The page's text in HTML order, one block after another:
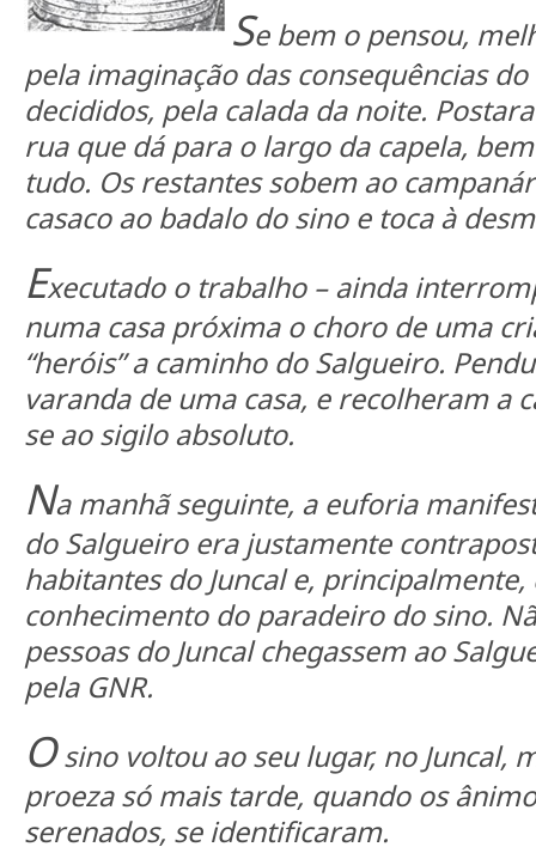
Se bem o pensou,
pela imaginação das consequências do
decididos, pela calada da noite.
rua que dá para o largo da capela,
tudo. Os restantes sobem ao
casaco ao badalo do sino e toca à
Executado o trabalho – ainda
numa casa próxima o choro de uma
“heróis” a caminho do Salgueiro.
varanda de uma casa, e recolheram a
se ao sigilo absoluto.
Na manhã seguinte, a euforia
do Salgueiro era justamente
habitantes do Juncal e,
conhecimento do paradeiro do sino.
pessoas do Juncal chegassem ao
pela GNR.
Osino voltou ao seu lugar, no Juncal,
proeza só mais tarde, quando os
serenados, se identificaram.